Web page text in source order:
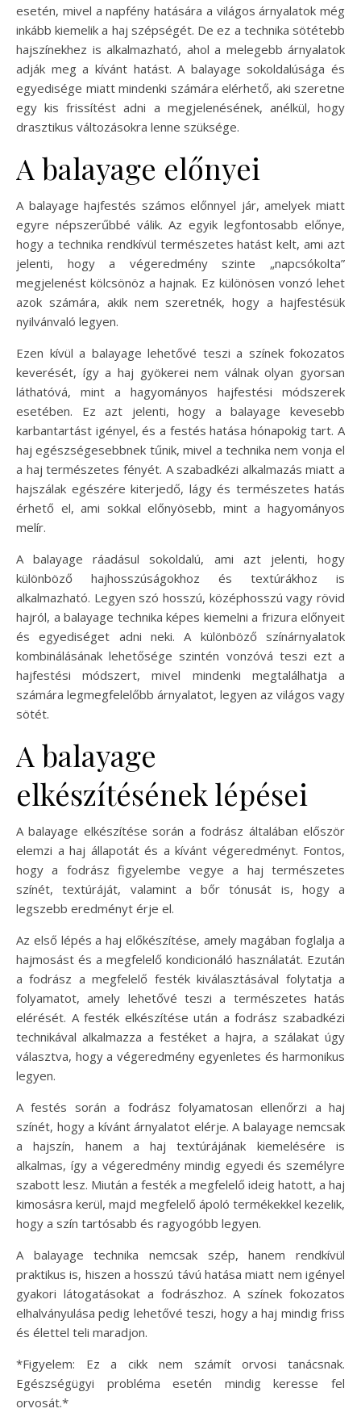
esetén, mivel a napfény hatására a világos árnyalatok még
inkább kiemelik a haj szépségét. De ez a technika sötétebb
hajszínekhez is alkalmazható, ahol a melegebb árnyalatok
adják meg a kívánt hatást. A balayage sokoldalúsága és
egyedisége miatt mindenki számára elérhető, aki szeretne
egy kis frissítést adni a megjelenésének, anélkül, hogy
drasztikus változásokra lenne szüksége.
A balayage előnyei
A balayage hajfestés számos előnnyel jár, amelyek miatt
egyre népszerűbbé válik. Az egyik legfontosabb előnye,
hogy a technika rendkívül természetes hatást kelt, ami azt
jelenti, hogy a végeredmény szinte „napcsókolta”
megjelenést kölcsönöz a hajnak. Ez különösen vonzó lehet
azok számára, akik nem szeretnék, hogy a hajfestésük
nyilvánvaló legyen.
Ezen kívül a balayage lehetővé teszi a színek fokozatos
keverését, így a haj gyökerei nem válnak olyan gyorsan
láthatóvá, mint a hagyományos hajfestési módszerek
esetében. Ez azt jelenti, hogy a balayage kevesebb
karbantartást igényel, és a festés hatása hónapokig tart. A
haj egészségesebbnek tűnik, mivel a technika nem vonja el
a haj természetes fényét. A szabadkézi alkalmazás miatt a
hajszálak egészére kiterjedő, lágy és természetes hatás
érhető el, ami sokkal előnyösebb, mint a hagyományos
melír.
A balayage ráadásul sokoldalú, ami azt jelenti, hogy
különböző hajhosszúságokhoz és textúrákhoz is
alkalmazható. Legyen szó hosszú, középhosszú vagy rövid
hajról, a balayage technika képes kiemelni a frizura előnyeit
és egyediséget adni neki. A különböző színárnyalatok
kombinálásának lehetősége szintén vonzóvá teszi ezt a
hajfestési módszert, mivel mindenki megtalálhatja a
számára legmegfelelőbb árnyalatot, legyen az világos vagy
sötét.
A balayage
elkészítésének lépései
A balayage elkészítése során a fodrász általában először
elemzi a haj állapotát és a kívánt végeredményt. Fontos,
hogy a fodrász figyelembe vegye a haj természetes
színét, textúráját, valamint a bőr tónusát is, hogy a
legszebb eredményt érje el.
Az első lépés a haj előkészítése, amely magában foglalja a
hajmosást és a megfelelő kondicionáló használatát. Ezután
a fodrász a megfelelő festék kiválasztásával folytatja a
folyamatot, amely lehetővé teszi a természetes hatás
elérését. A festék elkészítése után a fodrász szabadkézi
technikával alkalmazza a festéket a hajra, a szálakat úgy
választva, hogy a végeredmény egyenletes és harmonikus
legyen.
A festés során a fodrász folyamatosan ellenőrzi a haj
színét, hogy a kívánt árnyalatot elérje. A balayage nemcsak
a hajszín, hanem a haj textúrájának kiemelésére is
alkalmas, így a végeredmény mindig egyedi és személyre
szabott lesz. Miután a festék a megfelelő ideig hatott, a haj
kimosásra kerül, majd megfelelő ápoló termékekkel kezelik,
hogy a szín tartósabb és ragyogóbb legyen.
A balayage technika nemcsak szép, hanem rendkívül
praktikus is, hiszen a hosszú távú hatása miatt nem igényel
gyakori látogatásokat a fodrászhoz. A színek fokozatos
elhalványulása pedig lehetővé teszi, hogy a haj mindig friss
és élettel teli maradjon.
*Figyelem: Ez a cikk nem számít orvosi tanácsnak.
Egészségügyi probléma esetén mindig keresse fel
orvosát.*